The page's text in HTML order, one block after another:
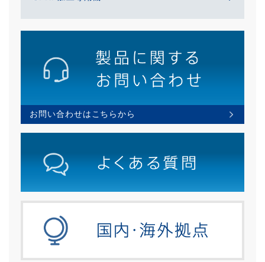
お問い合わせはこちらから